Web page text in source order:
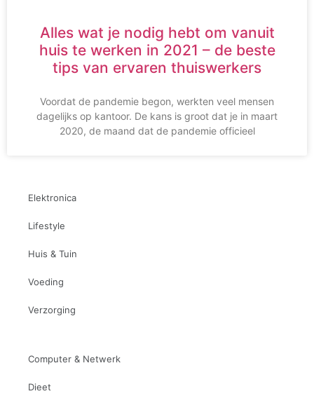
Alles wat je nodig hebt om vanuit
huis te werken in 2021 – de beste
tips van ervaren thuiswerkers
Voordat de pandemie begon, werkten veel mensen
dagelijks op kantoor. De kans is groot dat je in maart
2020, de maand dat de pandemie officieel
Elektronica
Lifestyle
Huis & Tuin
Voeding
Verzorging
Computer & Netwerk
Dieet